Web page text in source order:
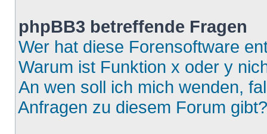
phpBB3 betreffende Fragen
Wer hat diese Forensoftware
Warum ist Funktion x oder y
An wen soll ich mich wenden,
Anfragen zu diesem Forum gibt?